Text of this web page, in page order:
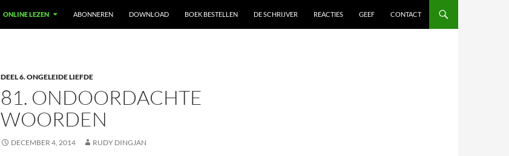
ONLINE LEZEN ABONNEREN DOWNLOAD BOEK BESTELLEN DE SCHRIJVER REACTIES GEEF CONTACT
DEEL 6. ONGELEIDE LIEFDE
81. ONDOORDACHTE
WOORDEN
DECEMBER 4, 2014 RUDY DINGJAN